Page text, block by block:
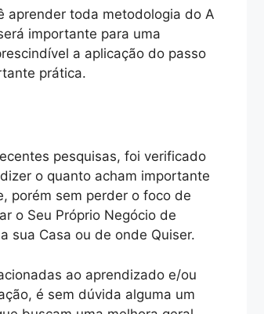
aprender toda metodologia do A
importante para uma
a aplicação do passo
prática.
pesquisas, foi verificado
o quanto acham importante
porém sem perder o foco de
o Seu Próprio Negócio de
sua Casa ou de onde Quiser.
ao aprendizado e/ou
é sem dúvida alguma um